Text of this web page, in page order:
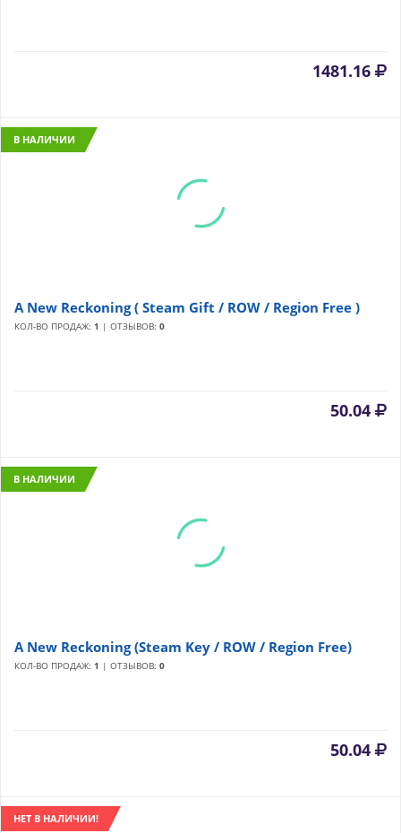
1481.16
В НАЛИЧИИ
A New Reckoning ( Steam Gift / ROW / Region Free )
КОЛ-ВО ПРОДАЖ: 1 | ОТЗЫВОВ: 0
50.04
В НАЛИЧИИ
A New Reckoning (Steam Key / ROW / Region Free)
КОЛ-ВО ПРОДАЖ: 1 | ОТЗЫВОВ: 0
50.04
НЕТ В НАЛИЧИИ!